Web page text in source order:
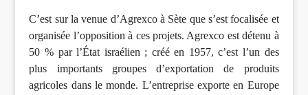
C’est sur la venue d’Agrexco à Sète que s’est focalisée et
organisée l’opposition à ces projets. Agrexco est détenu à
50 % par l’État israélien ; créé en 1957, c’est l’un des
plus importants groupes d’exportation de produits
agricoles dans le monde. L’entreprise exporte en Europe